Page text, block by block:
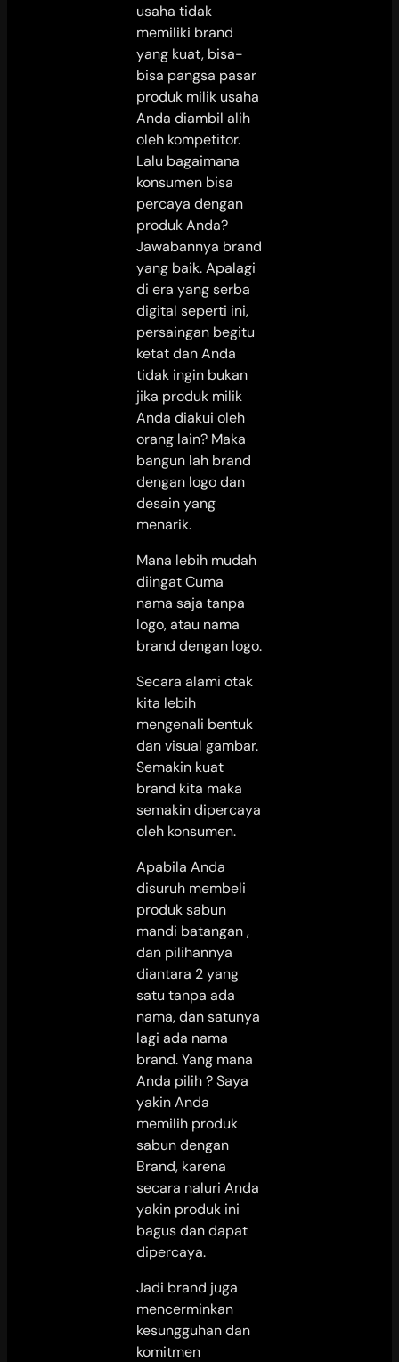
usaha tidak
memiliki brand
yang kuat, bisa-
bisa pangsa pasar
produk milik usaha
Anda diambil alih
oleh kompetitor.
Lalu bagaimana
konsumen bisa
percaya dengan
produk Anda?
Jawabannya brand
yang baik. Apalagi
di era yang serba
digital seperti ini,
persaingan begitu
ketat dan Anda
tidak ingin bukan
jika produk milik
Anda diakui oleh
orang lain? Maka
bangun lah brand
dengan logo dan
desain yang
menarik.
Mana lebih mudah
diingat Cuma
nama saja tanpa
logo, atau nama
brand dengan logo.
Secara alami otak
kita lebih
mengenali bentuk
dan visual gambar.
Semakin kuat
brand kita maka
semakin dipercaya
oleh konsumen.
Apabila Anda
disuruh membeli
produk sabun
mandi batangan ,
dan pilihannya
diantara 2 yang
satu tanpa ada
nama, dan satunya
lagi ada nama
brand. Yang mana
Anda pilih ? Saya
yakin Anda
memilih produk
sabun dengan
Brand, karena
secara naluri Anda
yakin produk ini
bagus dan dapat
dipercaya.
Jadi brand juga
mencerminkan
kesungguhan dan
komitmen